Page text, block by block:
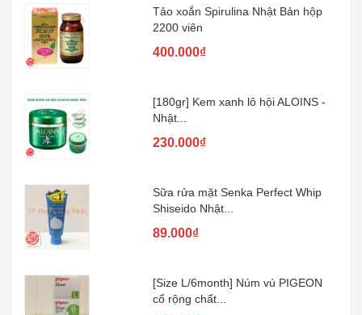
Tảo xoắn Spirulina Nhật Bản hộp
2200 viên
400.000₫
[180gr] Kem xanh lô hội ALOINS -
Nhật...
230.000₫
Sữa rửa mặt Senka Perfect Whip
Shiseido Nhật...
89.000₫
[Size L/6month] Núm vú PIGEON
cổ rộng chất...